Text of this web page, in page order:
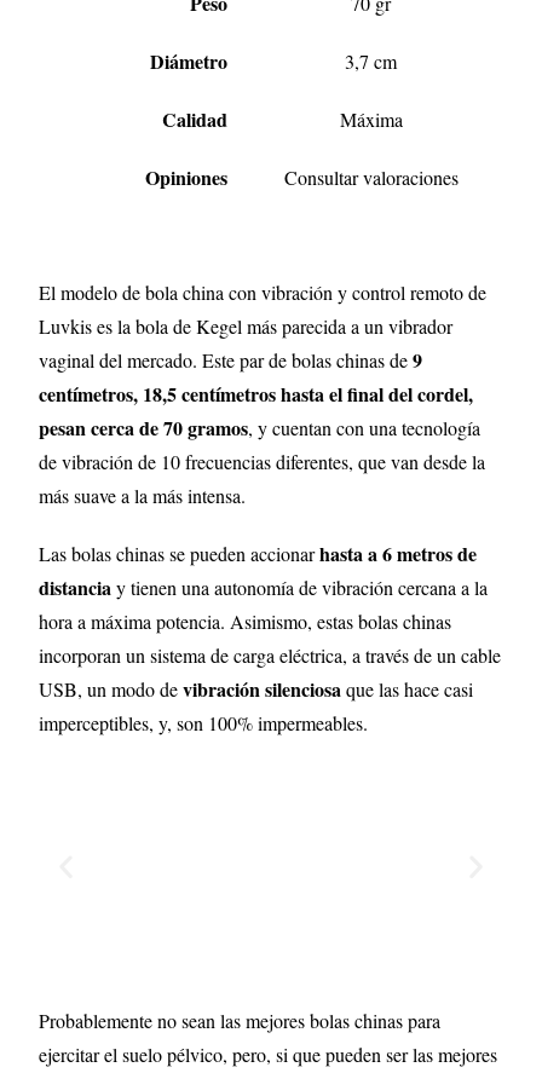
Diámetro 3,7 cm
Calidad Máxima
Opiniones Consultar valoraciones
El modelo de bola china con vibración y control remoto de
Luvkis es la bola de Kegel más parecida a un vibrador
vaginal del mercado. Este par de bolas chinas de9
centímetros, 18,5 centímetros hasta el final del cordel,
pesan cerca de 70 gramos, y cuentan con una tecnología
de vibración de 10 frecuencias diferentes, que van desde la
más suave a la más intensa.
Las bolas chinas se pueden accionarhasta a 6 metros de
distanciay tienen una autonomía de vibración cercana a la
hora a máxima potencia. Asimismo, estas bolas chinas
incorporan un sistema de carga eléctrica, a través de un cable
USB, un modo devibración silenciosaque las hace casi
imperceptibles, y, son 100% impermeables.
Probablemente no sean las mejores bolas chinas para
ejercitar el suelo pélvico, pero, si que pueden ser las mejores